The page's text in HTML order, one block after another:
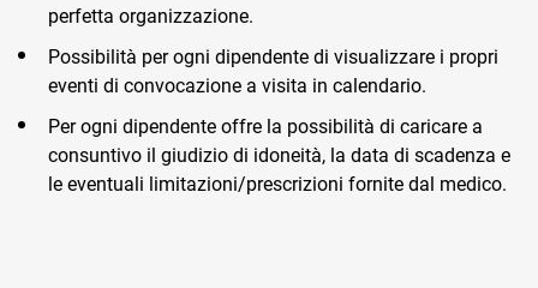
perfetta organizzazione.
Possibilità per ogni dipendente di visualizzare i propri
eventi di convocazione a visita in calendario.
Per ogni dipendente offre la possibilità di caricare a
consuntivo il giudizio di idoneità, la data di scadenza e
le eventuali limitazioni/prescrizioni fornite dal medico.